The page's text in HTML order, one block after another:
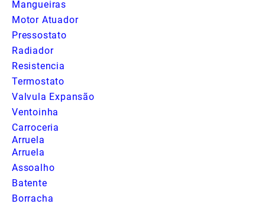
Mangueiras
Motor Atuador
Pressostato
Radiador
Resistencia
Termostato
Valvula Expansão
Ventoinha
Carroceria
Arruela
Arruela
Assoalho
Batente
Borracha